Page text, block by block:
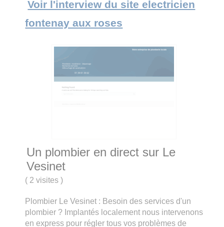
Voir l'interview du site electricien
fontenay aux roses
Un plombier en direct sur Le
Vesinet
( 2 visites)
Plombier Le Vesinet : Besoin des services d'un
plombier ? Implantés localement nous intervenons
en express pour régler tous vos problèmes de